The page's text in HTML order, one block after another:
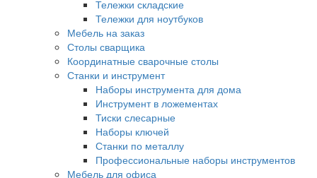
Тележки складские
Тележки для ноутбуков
Мебель на заказ
Столы сварщика
Координатные сварочные столы
Станки и инструмент
Наборы инструмента для дома
Инструмент в ложементах
Тиски слесарные
Наборы ключей
Станки по металлу
Профессиональные наборы инструментов
Мебель для офиса